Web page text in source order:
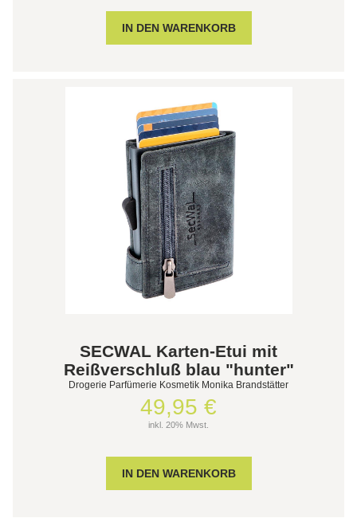
SECWAL Karten-Etui mit
Reißverschluß blau "hunter"
Drogerie Parfümerie Kosmetik Monika Brandstätter
49,95 €
inkl. 20% Mwst.